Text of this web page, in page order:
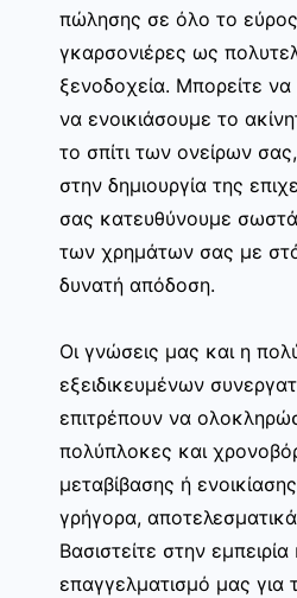
πώλησης σε όλο το
γκαρσονιέρες ως
ξενοδοχεία. Μπορείτε να
να ενοικιάσουμε το
το σπίτι των ονείρων
στην δημιουργία της
σας κατευθύνουμε
των χρημάτων σας με
δυνατή απόδοση.
Οι γνώσεις μας και η
εξειδικευμένων
επιτρέπουν να
πολύπλοκες και
μεταβίβασης ή
γρήγορα,
Βασιστείτε στην εμπειρία
επαγγελματισμό μας για